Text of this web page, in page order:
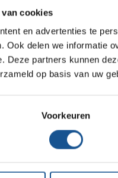
cookies
en advertenties te
Ook delen we informatie
Deze partners kunnen
op basis van uw
Voorkeuren
ABS modules
ABS
Polycarbonaat
Laboratoria,
Medicijn-